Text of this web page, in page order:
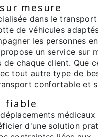
mesure
dans le
de véhicules
les personnes en
un service sur
chaque client. Que
tout autre type de
confortable et
fiable
médicaux
d'une solution